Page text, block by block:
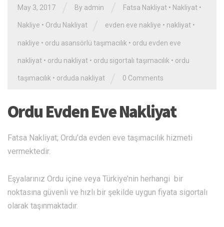
May 3, 2017 By admin Fatsa Nakliyat • Nakliyat •
Nakliye • Ordu Nakliyat evden eve nakliye • nakliyat •
nakliye • ordu asansörlü taşımacılık • ordu evden eve
nakliyat • ordu nakliyat • ordu sigortalı taşımacılık • ordu
taşımacılık • orduda nakliyat 0 Comments
Ordu Evden Eve Nakliyat
Fatsa Nakliyat; Ordu’da evden eve taşımacılık hizmeti
vermektedir.
Eşyalarınız Ordu içine veya Türkiye’nin herhangi bir
noktasına güvenli ve hızlı bir şekilde uygun fiyata sigortalı
olarak taşınmaktadır.